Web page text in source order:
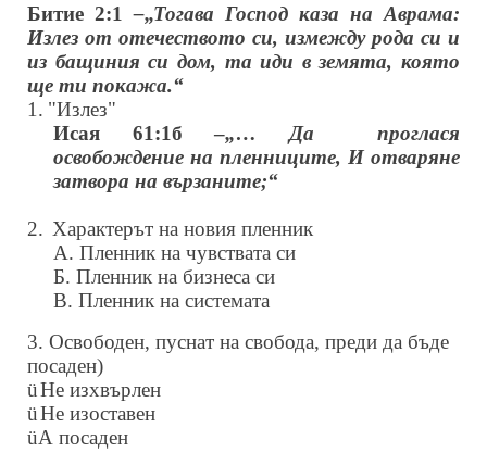
Битие 2:1–„Тогава Господ каза на Аврама:
Излез от отечеството си, измежду рода си и
из бащиния си дом, та иди в земята, която
ще ти покажа.“
1. "Излез"
Исая 61:1б –„… Да
проглася
освобождение на пленниците, И отваряне
затвора на вързаните;“
2. Характерът на новия пленник
А. Пленник на чувствата си
Б. Пленник на бизнеса си
В. Пленник на системата
3. Освободен, пуснат на свобода, преди да бъде
посаден)
üНе изхвърлен
üНе изоставен
üА посаден